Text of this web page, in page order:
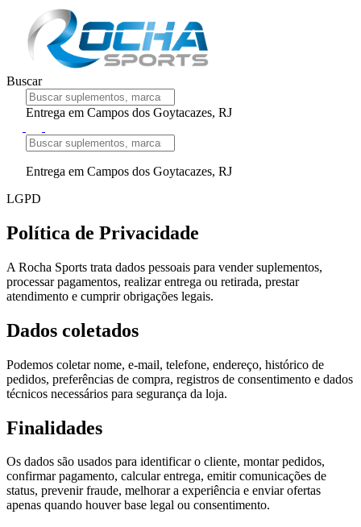
Buscar
Entrega em Campos dos Goytacazes, RJ
Entrega em Campos dos Goytacazes, RJ
LGPD
Política de Privacidade
A Rocha Sports trata dados pessoais para vender suplementos,
processar pagamentos, realizar entrega ou retirada, prestar
atendimento e cumprir obrigações legais.
Dados coletados
Podemos coletar nome, e-mail, telefone, endereço, histórico de
pedidos, preferências de compra, registros de consentimento e dados
técnicos necessários para segurança da loja.
Finalidades
Os dados são usados para identificar o cliente, montar pedidos,
confirmar pagamento, calcular entrega, emitir comunicações de
status, prevenir fraude, melhorar a experiência e enviar ofertas
apenas quando houver base legal ou consentimento.